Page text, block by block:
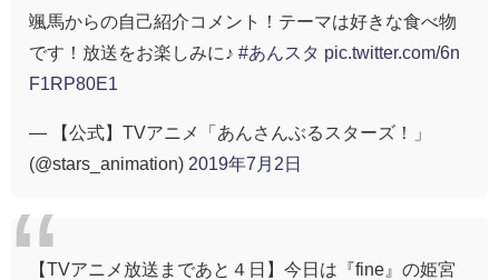
颯馬からの自己紹介コメント！テーマは好きな食べ物
です！放送をお楽しみに♪ #あんスタ pic.twitter.com/6n
F1RP80E1
— 【公式】TVアニメ「あんさんぶるスターズ！」
(@stars_animation) 2019年7月2日
【TVアニメ放送まであと４日】今日は『fine』の姫宮